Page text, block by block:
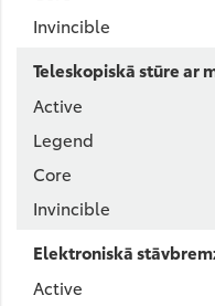
Teleskopiskā stūre ar
Elektroniskā